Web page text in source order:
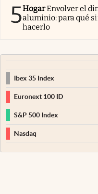
5HogarEnvolver el
aluminio: para qué
hacerlo
Ibex 35 Index
Euronext 100 ID
S&P 500 Index
Nasdaq